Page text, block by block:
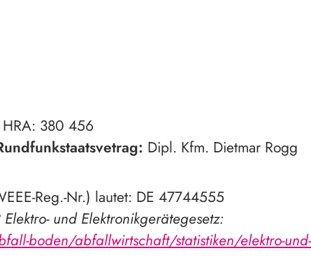
380 456
Dipl. Kfm. Dietmar Rogg
Reg.-Nr.) lautet: DE 47744555
und Elektronikgerätegesetz:
boden/abfallwirtschaft/statistiken/elektro-